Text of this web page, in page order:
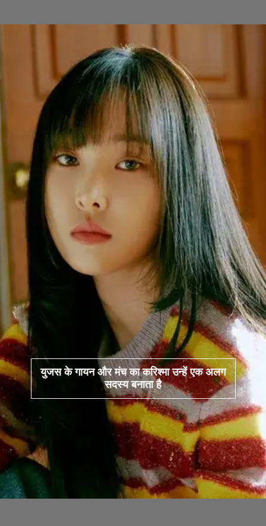
युजस के गायन और मंच का करिश्मा उन्हें एक अलग
सदस्य बनाता है